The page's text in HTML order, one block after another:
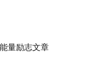
量励志文章